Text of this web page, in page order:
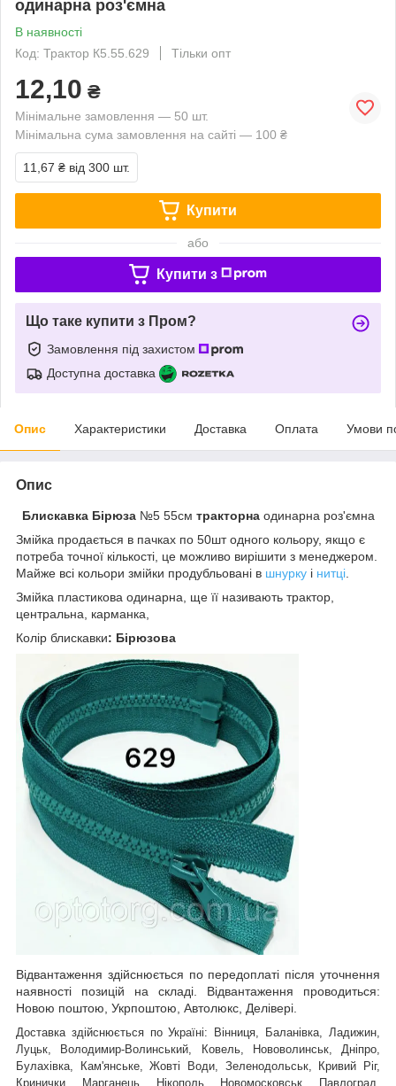
одинарна роз'ємна
В наявності
Код: Трактор К5.55.629
Тільки опт
12,10 ₴
Мінімальне замовлення — 50 шт.
Мінімальна сума замовлення на сайті — 100 ₴
11,67 ₴ від 300 шт.
Купити
або
Купити з
Що таке купити з Пром?
Замовлення під захистом
Доступна доставка
Опис Характеристики Доставка Оплата Умови
Опис
Блискавка Бірюза№5 55см тракторна одинарна роз'ємна
Змійка продається в пачках по 50шт одного кольору, якщо є
потреба точної кількості, це можливо вирішити з менеджером.
Майже всі кольори змійки продубльовані в шнурку і нитці
Змійка пластикова одинарна, ще її називають трактор,
центральна, карманка,
Колір блискавки: Бірюзова
Відвантаження здійснюється по передоплаті після уточнення
наявності позицій на складі. Відвантаження проводиться:
Новою поштою, Укрпоштою, Автолюкс, Делівері.
Доставка здійснюється по Україні: Вінниця, Баланівка, Ладижин,
Луцьк, Володимир-Волинський, Ковель, Нововолинськ, Дніпро,
Булахівка, Кам'янське, Жовті Води, Зеленодольськ, Кривий Ріг,
Кринички, Марганець, Нікополь, Новомосковськ, Павлоград,